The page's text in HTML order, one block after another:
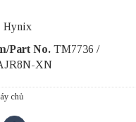
Hynix
Part No. TM7736 /
XN
chủ